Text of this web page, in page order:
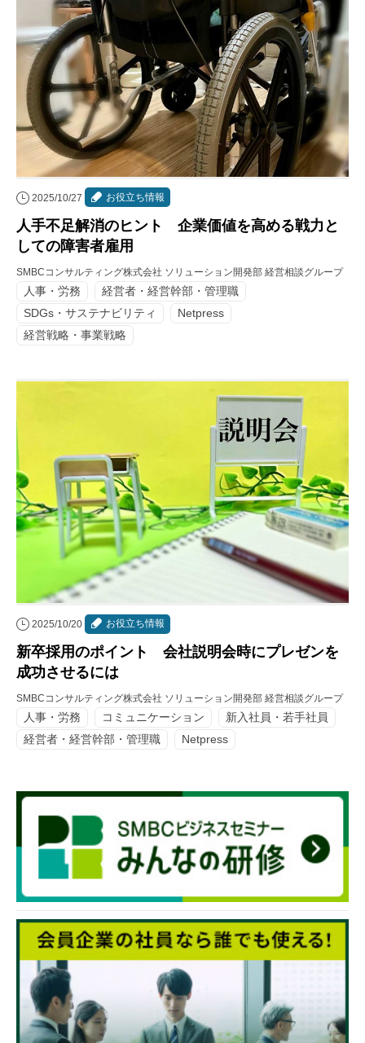
2025/10/27 お役立ち情報
人手不足解消のヒント 企業価値を高める戦力と
しての障害者雇用
SMBCコンサルティング株式会社 ソリューション開発部 経営相談グループ
人事・労務
経営者・経営幹部・管理職
SDGs・サステナビリティ
Netpress
経営戦略・事業戦略
2025/10/20 お役立ち情報
新卒採用のポイント 会社説明会時にプレゼンを
成功させるには
SMBCコンサルティング株式会社 ソリューション開発部 経営相談グループ
人事・労務 コミュニケーション
新入社員・若手社員
経営者・経営幹部・管理職
Netpress